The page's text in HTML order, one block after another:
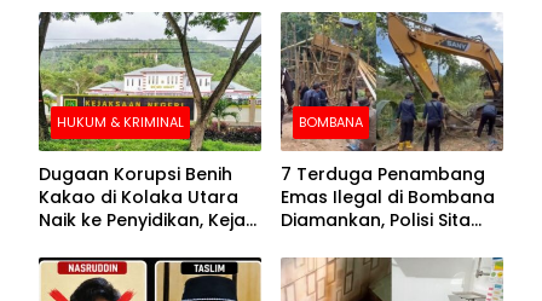
HUKUM & KRIMINAL
Dugaan Korupsi Benih
Kakao di Kolaka Utara
Naik ke Penyidikan, Kejari
BOMBANA
7 Terduga Penambang
Emas Ilegal di Bombana
Diamankan, Polisi Sita
Crusher